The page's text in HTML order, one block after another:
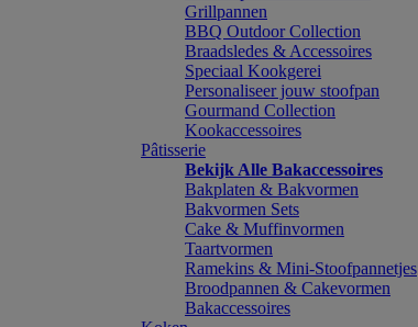
Grillpannen
BBQ Outdoor Collection
Braadsledes & Accessoires
Speciaal Kookgerei
Personaliseer jouw stoofpan
Gourmand Collection
Kookaccessoires
Pâtisserie
Bekijk Alle Bakaccessoires
Bakplaten & Bakvormen
Bakvormen Sets
Cake & Muffinvormen
Taartvormen
Ramekins & Mini-Stoofpannetjes
Broodpannen & Cakevormen
Bakaccessoires